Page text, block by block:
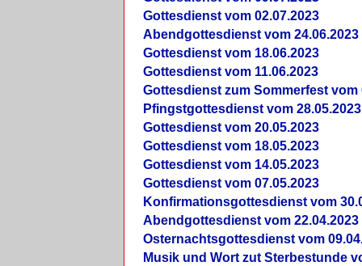
Gottesdienst vom 02.07.2023
Abendgottesdienst vom 24.06.2023
Gottesdienst vom 18.06.2023
Gottesdienst vom 11.06.2023
Gottesdienst zum Sommerfest vom
Pfingstgottesdienst vom 28.05.2023
Gottesdienst vom 20.05.2023
Gottesdienst vom 18.05.2023
Gottesdienst vom 14.05.2023
Gottesdienst vom 07.05.2023
Konfirmationsgottesdienst vom
Abendgottesdienst vom 22.04.2023
Osternachtsgottesdienst vom
Musik und Wort zut Sterbestunde